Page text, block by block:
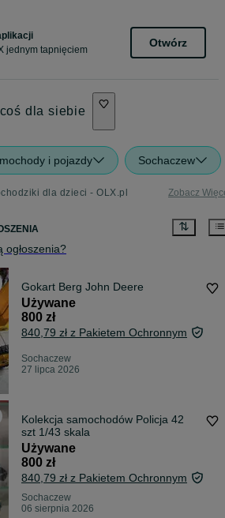
jednym tapnięciem
Otwórz
dla siebie
i pojazdy Sochaczew
dla dzieci - OLX.pl Zobacz
ogłoszenia?
Gokart Berg John Deere
Używane
800 zł
840,79 zł z Pakietem Ochronnym
Sochaczew
27 lipca 2026
Kolekcja samochodów Policja 42
szt 1/43 skala
Używane
800 zł
840,79 zł z Pakietem Ochronnym
Sochaczew
06 sierpnia 2026